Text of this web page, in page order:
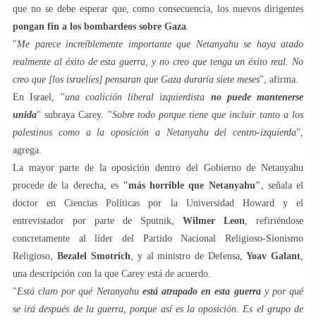
que no se debe esperar que, como consecuencia, los nuevos dirigentes
pongan fin a los bombardeos sobre Gaza
"Me parece increíblemente importante que Netanyahu se haya atado
realmente al éxito de esta guerra, y no creo que tenga un éxito real. No
creo que [los israelíes] pensaran que Gaza duraría siete meses", afirma.
En Israel, "una coalición liberal izquierdista no puede mantenerse
unida" subraya Carey. "Sobre todo porque tiene que incluir tanto a los
palestinos como a la oposición a Netanyahu del centro-izquierda",
agrega.
La mayor parte de la oposición dentro del Gobierno de Netanyahu
procede de la derecha, es "más horrible que Netanyahu" , señala el
doctor en Ciencias Políticas por la Universidad Howard y el
entrevistador por parte de Sputnik, Wilmer Leon , refiriéndose
concretamente al líder del Partido Nacional Religioso-Sionismo
Religioso, Bezalel Smotrich , y al ministro de Defensa, Yoav Galant
una descripción con la que Carey está de acuerdo.
"Está claro por qué Netanyahu está atrapado en esta guerray por qué
se irá después de la guerra, porque así es la oposición. Es el grupo de